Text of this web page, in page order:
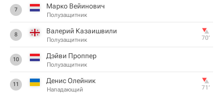
7 Марко Вейинович
Полузащитник
8 Валерий Казаишвили
Полузащитник 70‎’‎
10 Дэйви Проппер
Полузащитник
11 Денис Олейник
Нападающий 71‎’‎